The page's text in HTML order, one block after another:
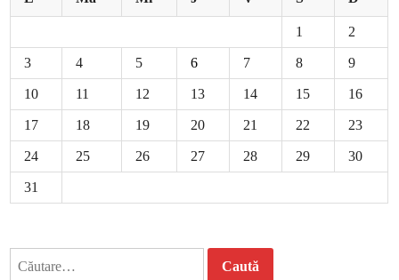
1 2
3 4 5 6 7 8 9
10 11 12 13 14 15 16
17 18 19 20 21 22 23
24 25 26 27 28 29 30
31